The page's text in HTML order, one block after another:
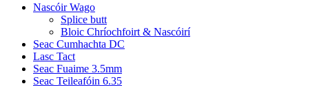
Nascóir Wago
Splice butt
Bloic Chríochfoirt & Nascóirí
Seac Cumhachta DC
Lasc Tact
Seac Fuaime 3.5mm
Seac Teileafóin 6.35